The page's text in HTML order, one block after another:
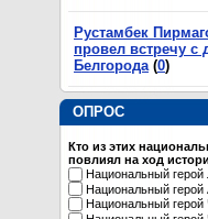
Рустамбек
провел встречу с
Белгорода (0)
ОПРОС
Кто из этих
повлиял на ход
Национальный
Национальный
Национальный герой